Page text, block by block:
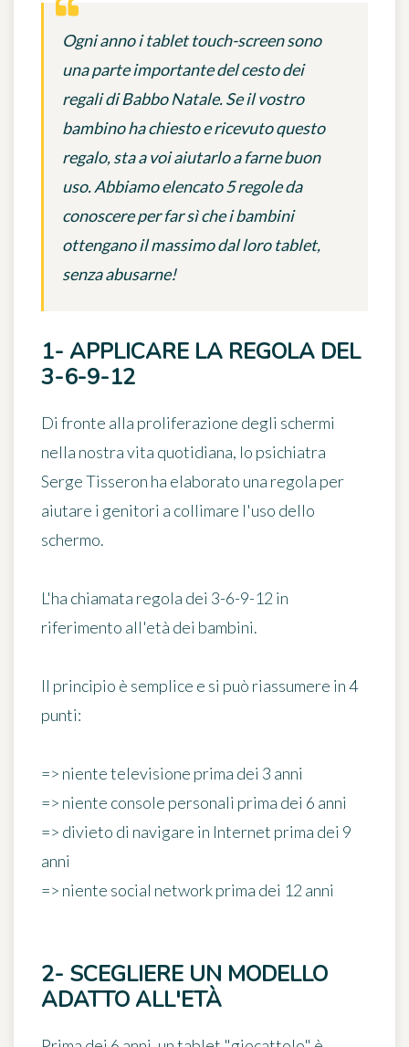
Ogni anno i tablet touch-screen sono
una parte importante del cesto dei
regali di Babbo Natale. Se il vostro
bambino ha chiesto e ricevuto questo
regalo, sta a voi aiutarlo a farne buon
uso. Abbiamo elencato 5 regole da
conoscere per far sì che i bambini
ottengano il massimo dal loro tablet,
senza abusarne!
1- APPLICARE LA REGOLA DEL
3-6-9-12
Di fronte alla proliferazione degli schermi
nella nostra vita quotidiana, lo psichiatra
Serge Tisseron ha elaborato una regola per
aiutare i genitori a collimare l'uso dello
schermo.
L'ha chiamata regola dei 3-6-9-12 in
riferimento all'età dei bambini.
Il principio è semplice e si può riassumere in 4
punti:
=> niente televisione prima dei 3 anni
=> niente console personali prima dei 6 anni
=> divieto di navigare in Internet prima dei 9
anni
=> niente social network prima dei 12 anni
2- SCEGLIERE UN MODELLO
ADATTO ALL'ETÀ